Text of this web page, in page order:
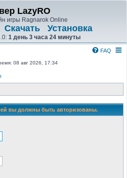
LazyRO
игры Ragnarok Online
Скачать Установка
1 день 3 часа 24 минуты
FAQ
08 авг 2026, 17:34
вы должны быть авторизованы.